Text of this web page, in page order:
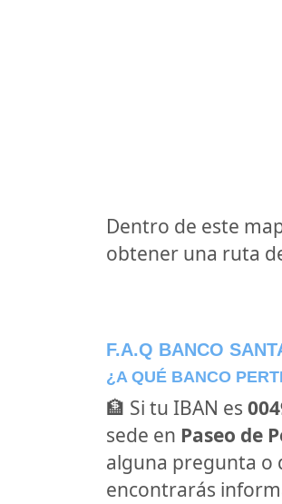
Dentro de este
obtener una ruta
F.A.Q BANCO
¿A QUÉ BANCO
🏦 Si tu IBAN es
sede en Paseo de
alguna pregunta o
encontrarás